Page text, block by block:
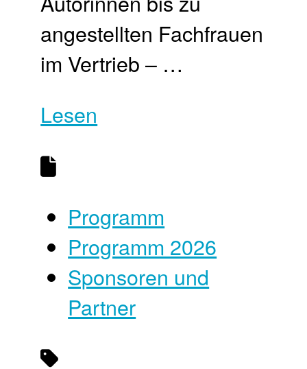
angestellten Fachfrauen
im Vertrieb – …
Lesen
Programm
Programm 2026
Sponsoren und
Partner